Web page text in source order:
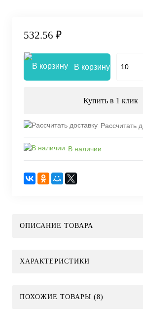
532.56 ₽
В корзину
Купить в 1 клик
Рассчитать
В наличии
ОПИСАНИЕ ТОВАРА
ХАРАКТЕРИСТИКИ
ПОХОЖИЕ ТОВАРЫ (8)